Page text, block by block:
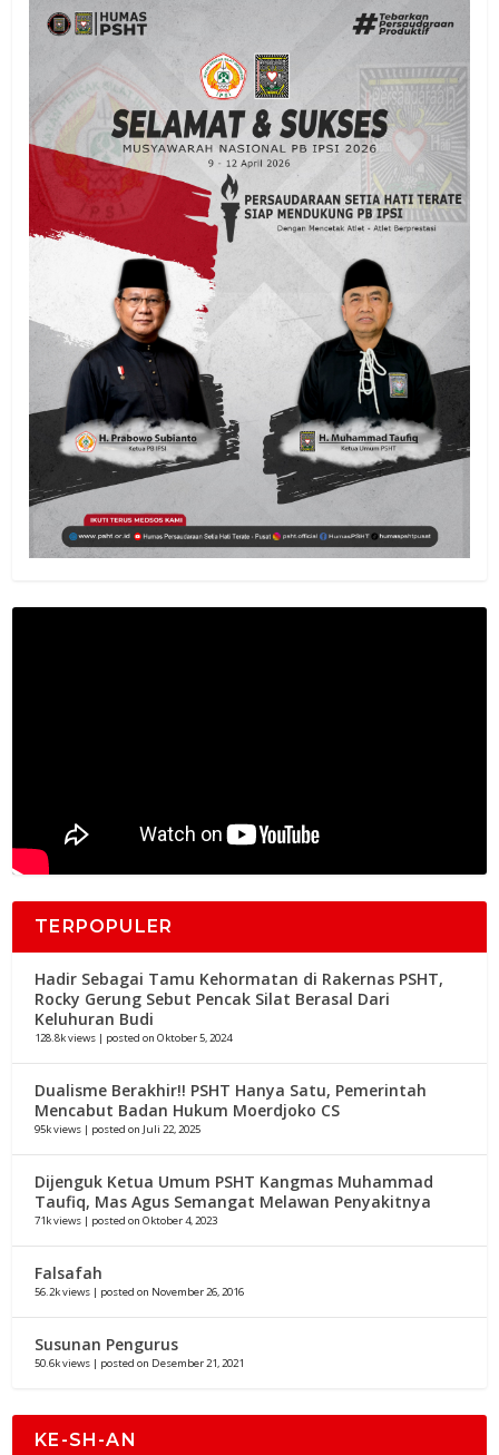
TERPOPULER
Hadir Sebagai Tamu Kehormatan di Rakernas PSHT,
Rocky Gerung Sebut Pencak Silat Berasal Dari
Keluhuran Budi
128.8k views | posted on Oktober 5, 2024
Dualisme Berakhir!! PSHT Hanya Satu, Pemerintah
Mencabut Badan Hukum Moerdjoko CS
95k views | posted on Juli 22, 2025
Dijenguk Ketua Umum PSHT Kangmas Muhammad
Taufiq, Mas Agus Semangat Melawan Penyakitnya
71k views | posted on Oktober 4, 2023
Falsafah
56.2k views | posted on November 26, 2016
Susunan Pengurus
50.6k views | posted on Desember 21, 2021
KE-SH-AN